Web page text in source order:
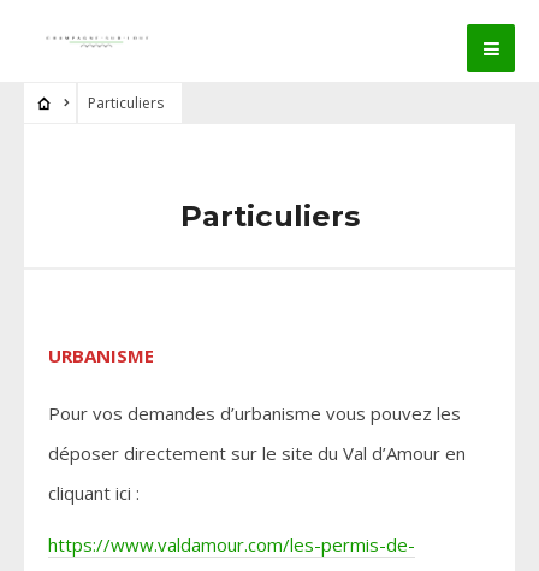
Particuliers
Particuliers
URBANISME
Pour vos demandes d’urbanisme vous pouvez les
déposer directement sur le site du Val d’Amour en
cliquant ici :
https://www.valdamour.com/les-permis-de-